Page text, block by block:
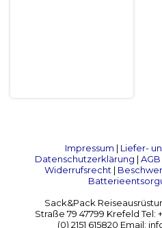
Impressum | Liefer-
Datenschutzerklärung | AGB
Widerrufsrecht|
Sack&Pack
Straße 79 47799 Krefeld Tel:
(0) 2151 615820 Email: